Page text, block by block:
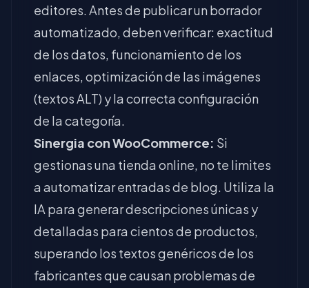
editores. Antes de publicar un borrador
automatizado, deben verificar: exactitud
de los datos, funcionamiento de los
enlaces, optimización de las imágenes
(textos ALT) y la correcta configuración
de la categoría.
Sinergia con WooCommerce: Si
gestionas una tienda online, no te limites
a automatizar entradas de blog. Utiliza la
IA para generar descripciones únicas y
detalladas para cientos de productos,
superando los textos genéricos de los
fabricantes que causan problemas de